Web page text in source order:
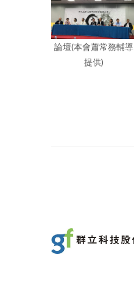
論壇(本會蕭常務輔導
提供)